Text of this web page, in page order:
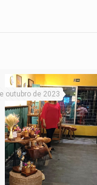
outubro de 2023